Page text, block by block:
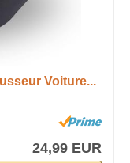
Voiture...
24,99 EUR